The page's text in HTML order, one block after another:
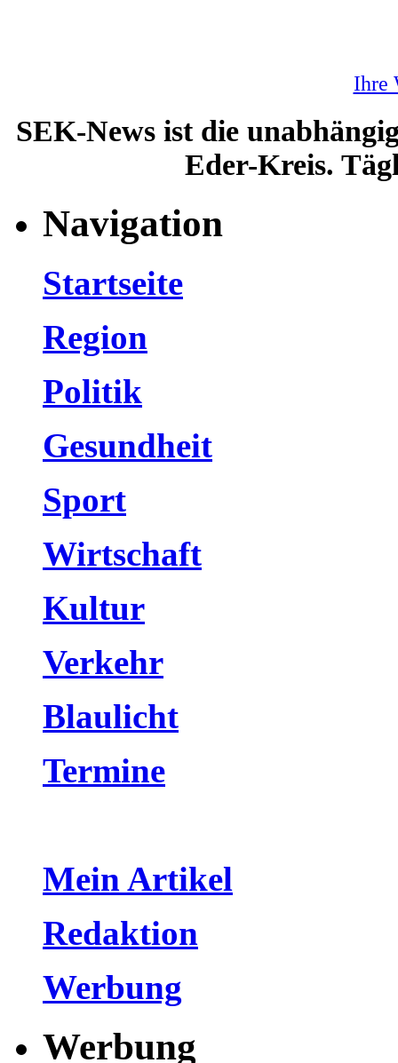
Ihre
SEK-News ist die
Eder-Kreis.
Navigation
Startseite
Region
Politik
Gesundheit
Sport
Wirtschaft
Kultur
Verkehr
Blaulicht
Termine
Mein Artikel
Redaktion
Werbung
Werbung